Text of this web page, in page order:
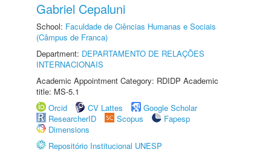
Gabriel Cepaluni
School: Faculdade de Ciências Humanas e Sociais
(Câmpus de Franca)
Department: DEPARTAMENTO DE RELAÇÕES
INTERNACIONAIS
Academic Appointment Category: RDIDP Academic
title: MS-5.1
Orcid
CV Lattes
Google Scholar
ResearcherID
Scopus
Fapesp
Dimensions
Repositório Institucional UNESP